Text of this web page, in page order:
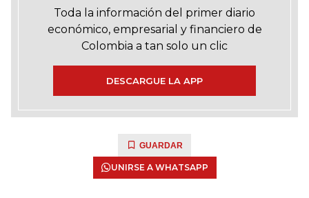
Toda la información del primer diario
económico, empresarial y financiero de
Colombia a tan solo un clic
DESCARGUE LA APP
GUARDAR
UNIRSE A WHATSAPP